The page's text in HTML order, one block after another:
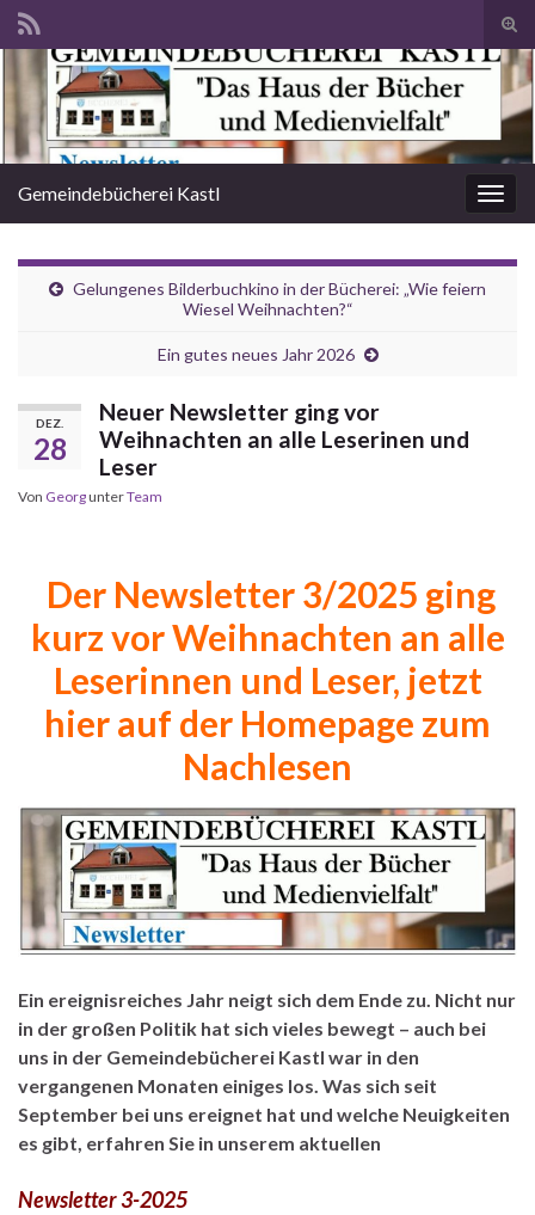
Search for:
Gemeindebücherei Kastl
Gelungenes Bilderbuchkino in der Bücherei: „Wie feiern
Wiesel Weihnachten?“
Ein gutes neues Jahr 2026
DEZ.
28
Neuer Newsletter ging vor
Weihnachten an alle Leserinen und
Leser
Von GeorgunterTeam
Der Newsletter 3/2025 ging
kurz vor Weihnachten an alle
Leserinnen und Leser, jetzt
hier auf der Homepage zum
Nachlesen
Ein ereignisreiches Jahr neigt sich dem Ende zu. Nicht nur
in der großen Politik hat sich vieles bewegt – auch bei
uns in der Gemeindebücherei Kastl war in den
vergangenen Monaten einiges los. Was sich seit
September bei uns ereignet hat und welche Neuigkeiten
es gibt, erfahren Sie in unserem aktuellen
Newsletter 3-2025